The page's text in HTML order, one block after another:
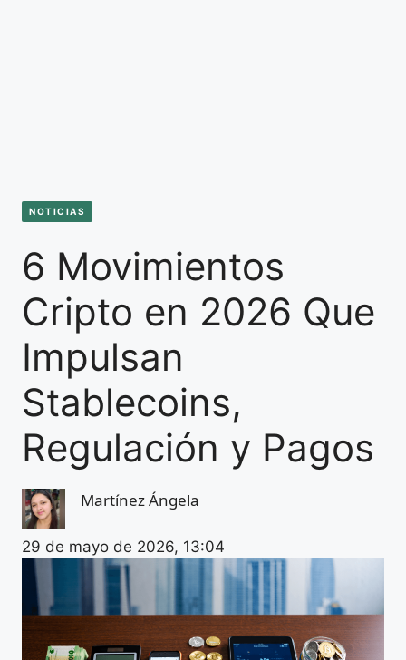
NOTICIAS
6 Movimientos
Cripto en 2026 Que
Impulsan
Stablecoins,
Regulación y Pagos
Martínez Ángela
29 de mayo de 2026, 13:04